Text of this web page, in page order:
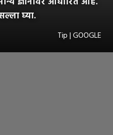
घ्या.
Tip | GOOGLE